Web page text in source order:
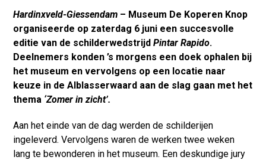
Hardinxveld-Giessendam – Museum De Koperen Knop
organiseerde op zaterdag 6 juni een succesvolle
editie van de schilderwedstrijdPintar Rapido.
Deelnemers konden ’s morgens een doek ophalen bij
het museum en vervolgens op een locatie naar
keuze in de Alblasserwaard aan de slag gaan met het
thema ‘Zomer in zicht’.
Aan het einde van de dag werden de schilderijen
ingeleverd. Vervolgens waren de werken twee weken
lang te bewonderen in het museum. Een deskundige jury